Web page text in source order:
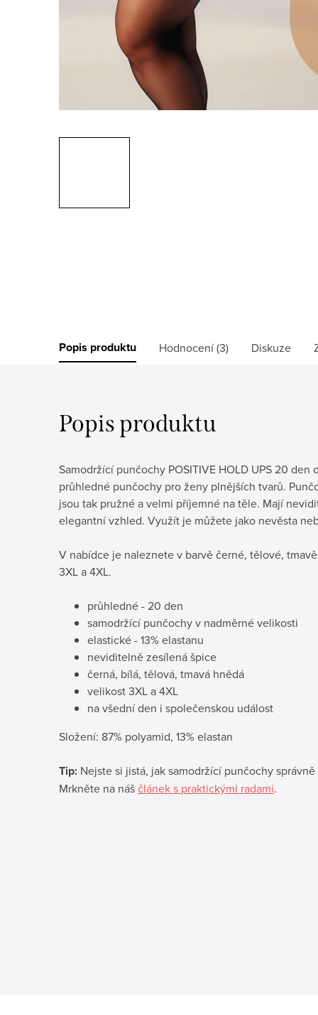
Popis produktu Hodnocení (3) Diskuze
Popis produktu
Samodržící punčochy POSITIVE HOLD UPS 20 den
průhledné punčochy pro ženy plnějších tvarů.
jsou tak pružné a velmi příjemné na těle. Mají
elegantní vzhled. Využít je můžete jako nevěsta
V nabídce je naleznete v barvě černé, tělové,
3XL a 4XL.
průhledné - 20 den
samodržící punčochy v nadměrné velikosti
elastické - 13% elastanu
neviditelně zesílená špice
černá, bílá, tělová, tmavá hnědá
velikost 3XL a 4XL
na všední den i společenskou událost
Složení: 87% polyamid, 13% elastan
Tip: Nejste si jistá, jak samodržící punčochy
Mrkněte na náščlánek s praktickými radami.